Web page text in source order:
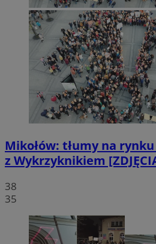
Mikołów: tłumy na
z Wykrzyknikiem
38
35